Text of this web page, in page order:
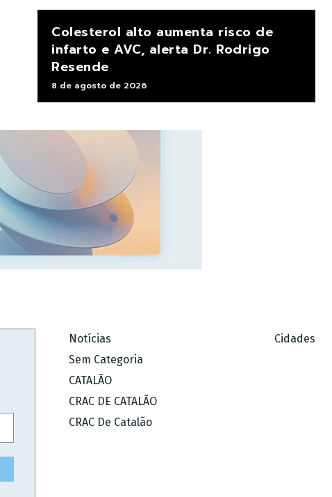
Colesterol alto aumenta risco de
infarto e AVC, alerta Dr. Rodrigo
Resende
8 de agosto de 2026
Notícias
Sem Categoria
CATALÃO
CRAC DE CATALÃO
CRAC De Catalão
Cidades